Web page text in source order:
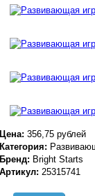
Цена: 356,75 рублей
Категория:
Бренд: Bright Starts
Артикул: 25315741